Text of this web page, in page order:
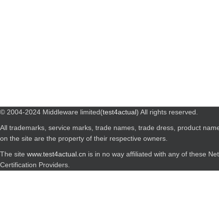
© 2004-2024 Middleware limited(test4actual) All rights reserved.
All trademarks, service marks, trade names, trade dress, product
on the site are the property of their respective owners.
The site www.test4actual.cn is in no way affiliated with any of these
Certification Providers.